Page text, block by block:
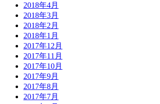
2018年4月
2018年3月
2018年2月
2018年1月
2017年12月
2017年11月
2017年10月
2017年9月
2017年8月
2017年7月